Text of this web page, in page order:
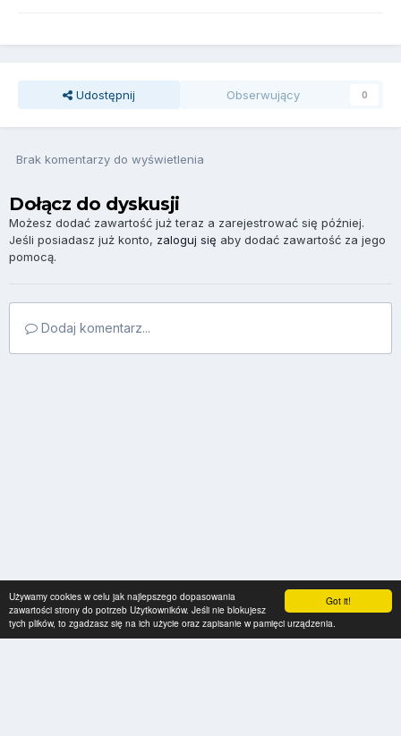
Got it!
Używamy cookies w celu jak najlepszego dopasowania
zawartości strony do potrzeb Użytkowników. Jeśli nie blokujesz
tych plików, to zgadzasz się na ich użycie oraz zapisanie w pamięci urządzenia.
Udostępnij Obserwujący 0
Brak komentarzy do wyświetlenia
Dołącz do dyskusji
Możesz dodać zawartość już teraz a zarejestrować się później.
Jeśli posiadasz już konto, zaloguj się aby dodać zawartość za jego
pomocą.
Dodaj komentarz...